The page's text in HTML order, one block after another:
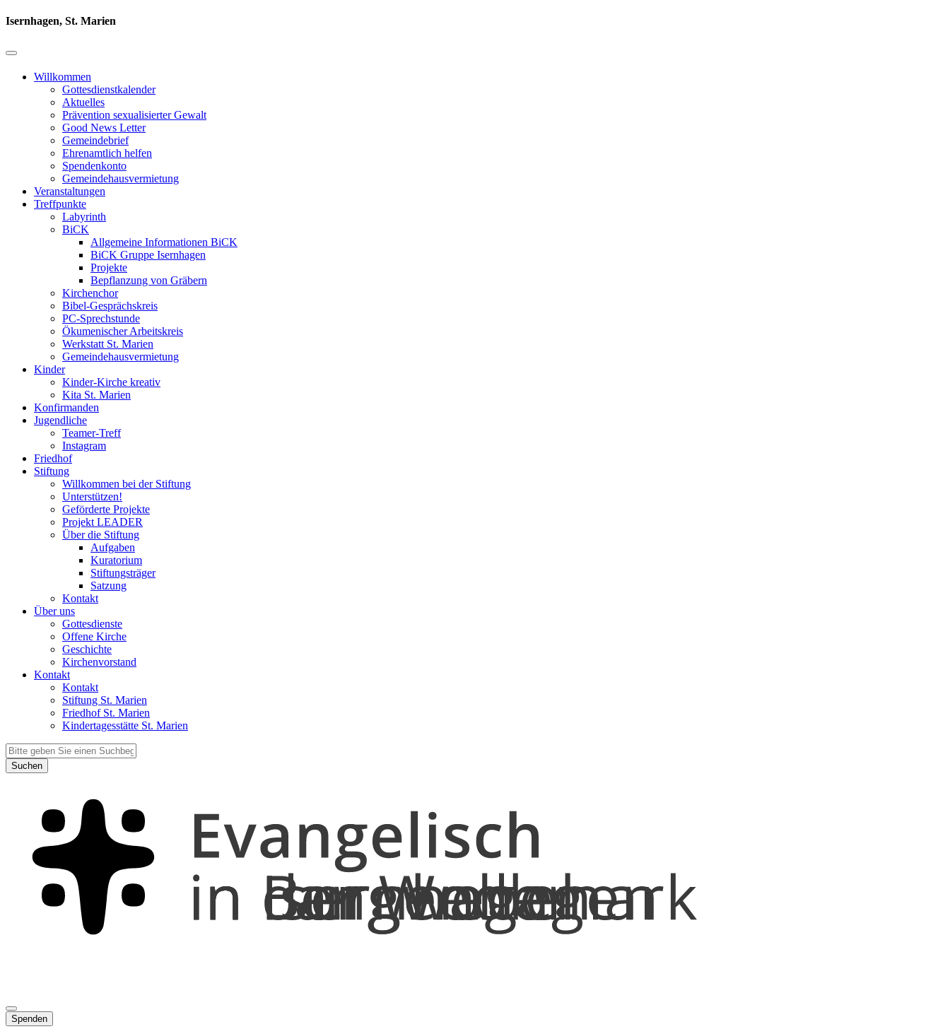
Isernhagen, St. Marien
Willkommen
Gottesdienstkalender
Aktuelles
Prävention sexualisierter Gewalt
Good News Letter
Gemeindebrief
Ehrenamtlich helfen
Spendenkonto
Gemeindehausvermietung
Veranstaltungen
Treffpunkte
Labyrinth
BiCK
Allgemeine Informationen BiCK
BiCK Gruppe Isernhagen
Projekte
Bepflanzung von Gräbern
Kirchenchor
Bibel-Gesprächskreis
PC-Sprechstunde
Ökumenischer Arbeitskreis
Werkstatt St. Marien
Gemeindehausvermietung
Kinder
Kinder-Kirche kreativ
Kita St. Marien
Konfirmanden
Jugendliche
Teamer-Treff
Instagram
Friedhof
Stiftung
Willkommen bei der Stiftung
Unterstützen!
Geförderte Projekte
Projekt LEADER
Über die Stiftung
Aufgaben
Kuratorium
Stiftungsträger
Satzung
Kontakt
Über uns
Gottesdienste
Offene Kirche
Geschichte
Kirchenvorstand
Kontakt
Kontakt
Stiftung St. Marien
Friedhof St. Marien
Kindertagesstätte St. Marien
Suchen
Spenden